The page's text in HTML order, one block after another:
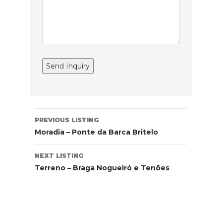
Listing
navigation
PREVIOUS LISTING
Moradia – Ponte da Barca Britelo
NEXT LISTING
Terreno – Braga Nogueiró e Tenões